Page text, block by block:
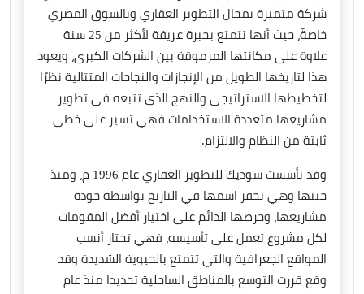
شركة متميزة بمجال التطوير العقاري وبالسوق المصري
خاصةً، حيث أنها تتمتع بخبرة عريقة لأكثر من 25 سنة
علاوة على مكانتها المرموقة بين الشركات الكبرى، ويعود
هذا لتاريخها الطويل من الإنجازات والنجاحات المتتالية نظرًا
لتخطيطها الاستراتيجي والنهج الذي تتبعه في تطوير
مشاريعها متعددة الاستخدامات فهي تسير على خطى
ثابتة من النظام والالتزام.
وقد تأسست سوديك للتطوير العقاري عام 1996 م، ومنذ
حينها وهي تحفر اسمها في التاريخ بواسطة جودة
مشاريعها، وحرصها الدائم على اختيار أفضل المقومات
لكل مشروع تعمل على تأسيسه، فهي تختار أنسب
المواقع الجغرافية والتي تتمتع بالحيوية الشديدة وقد
وقع قررت التوسع بالمناطق الساحلية تحديدا منذ عام